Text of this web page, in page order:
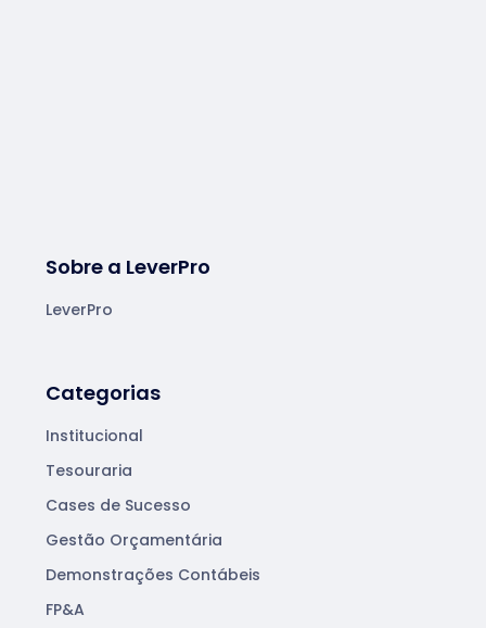
Sobre a LeverPro
LeverPro
Categorias
Institucional
Tesouraria
Cases de Sucesso
Gestão Orçamentária
Demonstrações Contábeis
FP&A